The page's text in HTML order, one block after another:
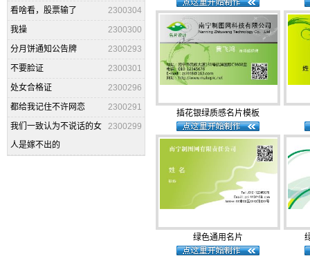
2300304
看啥看，股票输了
2300300
我操
2300293
分月饼通知公告牌
2300301
不要脸证
2300296
处女合格证
2300291
都给我记住不许网恋
2300299
我们一致认为不说话的女
人是嫁不出的
插花银绿质感名片模板
绿色通用名片